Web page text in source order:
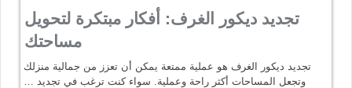
تجديد ديكور الغرف: أفكار مبتكرة لتحويل
مساحتك
تجديد ديكور الغرف هو عملية ممتعة يمكن أن تعزز من جمالية منزلك
وتجعل المساحات أكثر راحة وعملية. سواء كنت ترغب في تجديد …